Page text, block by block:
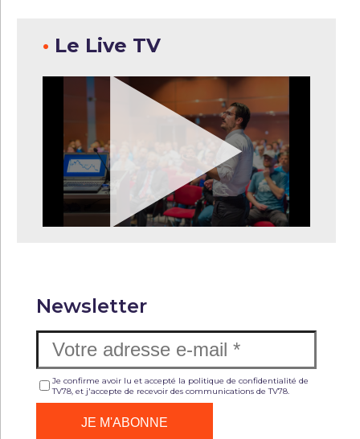
• Le Live TV
Newsletter
Je confirme avoir lu et accepté la politique de confidentialité de
TV78, et j'accepte de recevoir des communications de TV78.